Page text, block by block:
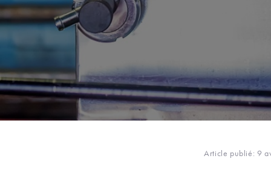
Article publié: 9